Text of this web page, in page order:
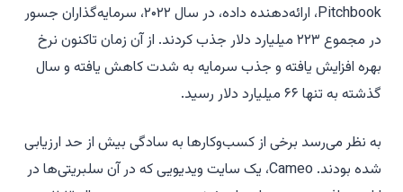
Pitchbook، ارائه‌دهنده داده، در سال ۲۰۲۲، سرمایه‌گذاران جسور
در مجموع ۲۲۳ میلیارد دلار جذب کردند. از آن زمان تاکنون نرخ
بهره افزایش یافته و جذب سرمایه به شدت کاهش یافته و سال
گذشته به تنها ۶۶ میلیارد دلار رسید.
به نظر می‌رسد برخی از کسب‌وکارها به سادگی بیش از حد ارزیابی
شده بودند. Cameo، یک سایت ویدیویی که در آن سلبریتی‌ها در